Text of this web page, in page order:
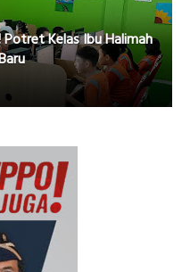
Kelas Ibu Halimah